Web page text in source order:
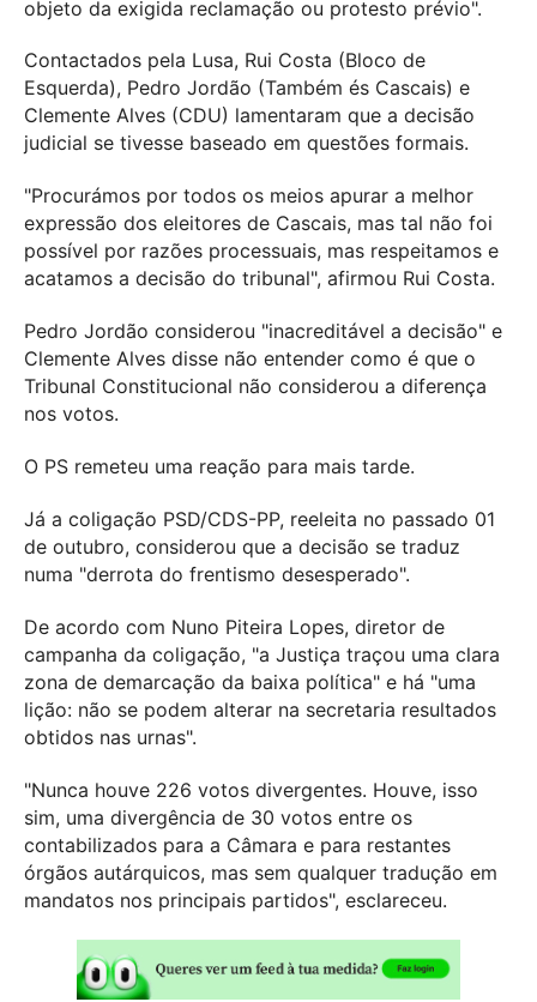
objeto da exigida reclamação ou protesto prévio".
Contactados pela Lusa, Rui Costa (Bloco de
Esquerda), Pedro Jordão (Também és Cascais) e
Clemente Alves (CDU) lamentaram que a decisão
judicial se tivesse baseado em questões formais.
"Procurámos por todos os meios apurar a melhor
expressão dos eleitores de Cascais, mas tal não foi
possível por razões processuais, mas respeitamos e
acatamos a decisão do tribunal", afirmou Rui Costa.
Pedro Jordão considerou "inacreditável a decisão" e
Clemente Alves disse não entender como é que o
Tribunal Constitucional não considerou a diferença
nos votos.
O PS remeteu uma reação para mais tarde.
Já a coligação PSD/CDS-PP, reeleita no passado 01
de outubro, considerou que a decisão se traduz
numa "derrota do frentismo desesperado".
De acordo com Nuno Piteira Lopes, diretor de
campanha da coligação, "a Justiça traçou uma clara
zona de demarcação da baixa política" e há "uma
lição: não se podem alterar na secretaria resultados
obtidos nas urnas".
"Nunca houve 226 votos divergentes. Houve, isso
sim, uma divergência de 30 votos entre os
contabilizados para a Câmara e para restantes
órgãos autárquicos, mas sem qualquer tradução em
mandatos nos principais partidos", esclareceu.